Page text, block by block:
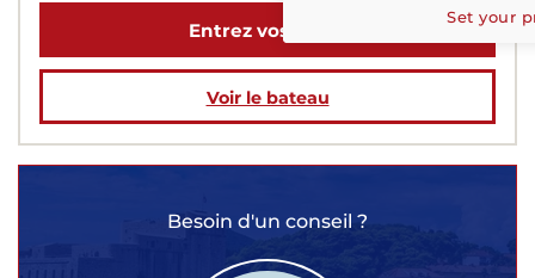
Entrez vos dates
Voir le bateau
Besoin d'un conseil ?
Set your